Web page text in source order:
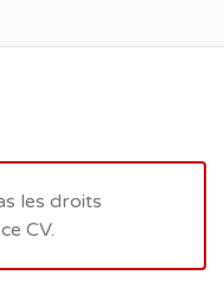
les droits
CV.